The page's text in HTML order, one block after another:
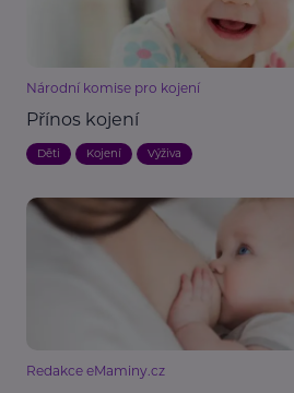
Národní komise pro kojení
Přínos kojení
Děti Kojení Výživa
Redakce eMaminy.cz